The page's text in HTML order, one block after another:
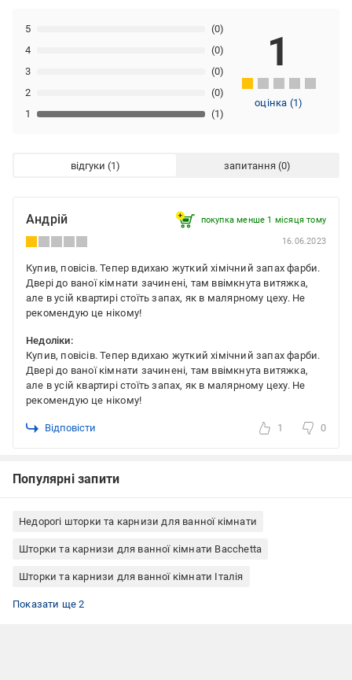
1 (1)
2 (0)
3 (0)
4 (0)
5 (0)
1
оцінка (1)
відгуки запитання
Андрій покупка менше 1 місяця томy
16.06.2023
Купив, повісів. Тепер вдихаю жуткий хімічний запах фарби.
Двері до ваної кімнати зачинені, там ввімкнута витяжка,
але в усій квартирі стоїть запах, як в малярному цеху. Не
рекомендую це нікому!
Недоліки:
Купив, повісів. Тепер вдихаю жуткий хімічний запах фарби.
Двері до ваної кімнати зачинені, там ввімкнута витяжка,
але в усій квартирі стоїть запах, як в малярному цеху. Не
рекомендую це нікому!
Відповісти 1 0
Популярні запити
Недорогі шторки та карнизи для ванної кімнати
Шторки та карнизи для ванної кімнати Bacchetta
Шторки та карнизи для ванної кімнати Італія
Шторки та карнизи для ванної кімнати вініл (PVC)
Шторки та карнизи для ванної кімнати 240х200
Показати ще 2